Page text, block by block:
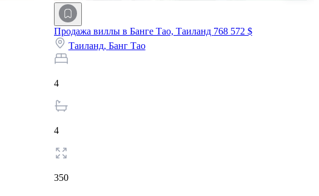
Продажа виллы в Банге Тао, Таиланд 768 572 $
Таиланд, Банг Тао
4
4
350